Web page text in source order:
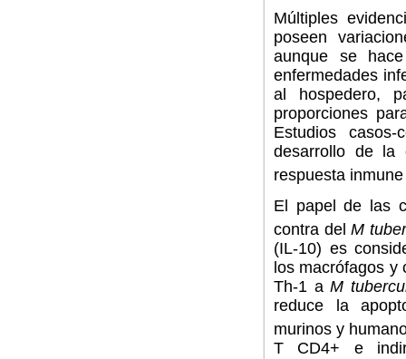
Múltiples
poseen
aunque se
enfermedades
al hospedero,
proporciones
Estudios
desarrollo de la
respuesta
El papel de las
contra delM
(IL-10) es
los macrófagos
Th-1 aM
reduce la
murinos y
T CD4+ e